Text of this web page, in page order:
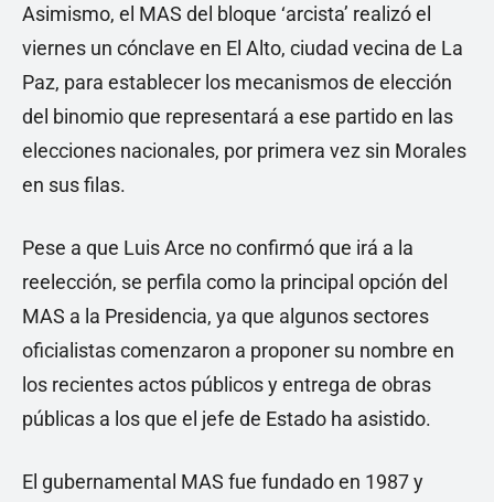
Asimismo, el MAS del bloque ‘arcista’ realizó el
viernes un cónclave en El Alto, ciudad vecina de La
Paz, para establecer los mecanismos de elección
del binomio que representará a ese partido en las
elecciones nacionales, por primera vez sin Morales
en sus filas.
Pese a que Luis Arce no confirmó que irá a la
reelección, se perfila como la principal opción del
MAS a la Presidencia, ya que algunos sectores
oficialistas comenzaron a proponer su nombre en
los recientes actos públicos y entrega de obras
públicas a los que el jefe de Estado ha asistido.
El gubernamental MAS fue fundado en 1987 y